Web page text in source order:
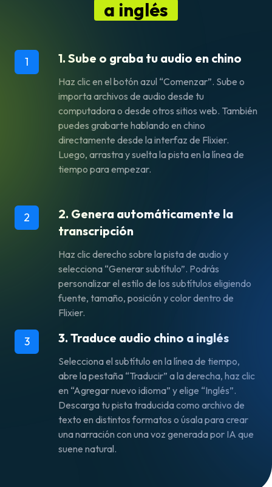
a inglés
1 1. Sube o graba tu audio en chino
Haz clic en el botón azul “Comenzar”. Sube o
importa archivos de audio desde tu
computadora o desde otros sitios web. También
puedes grabarte hablando en chino
directamente desde la interfaz de Flixier.
Luego, arrastra y suelta la pista en la línea de
tiempo para empezar.
2
2. Genera automáticamente la
transcripción
Haz clic derecho sobre la pista de audio y
selecciona “Generar subtítulo”. Podrás
personalizar el estilo de los subtítulos eligiendo
fuente, tamaño, posición y color dentro de
Flixier.
3 3. Traduce audio chino a inglés
Selecciona el subtítulo en la línea de tiempo,
abre la pestaña “Traducir” a la derecha, haz clic
en “Agregar nuevo idioma” y elige “Inglés”.
Descarga tu pista traducida como archivo de
texto en distintos formatos o úsala para crear
una narración con una voz generada por IA que
suene natural.